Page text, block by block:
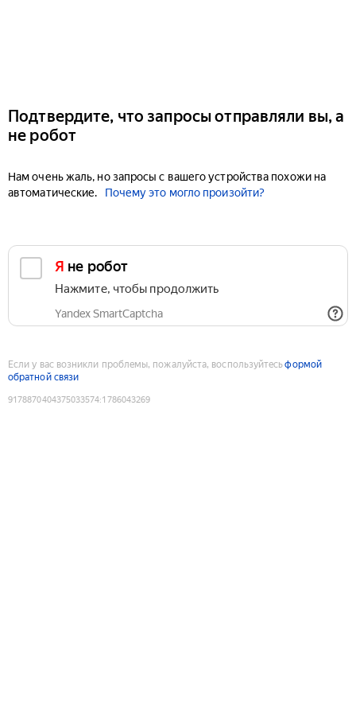
Подтвердите, что запросы отправляли вы, а
не робот
Нам очень жаль, но запросы с вашего устройства похожи на
автоматические.
Почему это могло произойти?
Я не робот
Нажмите, чтобы продолжить
Yandex SmartCaptcha
Если у вас возникли проблемы, пожалуйста, воспользуйтесьформой
обратной связи
9178870404375033574:1786043269